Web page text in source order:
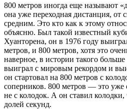
800 метров иногда еще называют
она уже переходная дистанция, от
средним. Это кто как к этому
объясню. Был такой известный
Хуанторена, он в 1976 году
метров, и 800 метров, хотя это
наверное, в истории такого
выиграл с мировым рекордом и
он стартовал на 800 метров с
соперников. 800 метров — это уже
не с колодок. А он ставил
долей секунд.